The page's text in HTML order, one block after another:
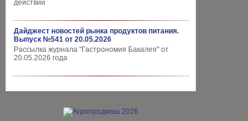
действии
Дайджест новостей рынка продуктов питания.
Выпуск №541 от 20.05.2026
Рассылка журнала "Гастрономия Бакалея" от
20.05.2026 года